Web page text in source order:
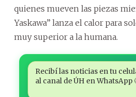
quienes mueven las piezas
Yaskawa” lanza el calor para
muy superior a la humana.
Recibí las noticias en tu
al canal de ÚH en WhatsApp